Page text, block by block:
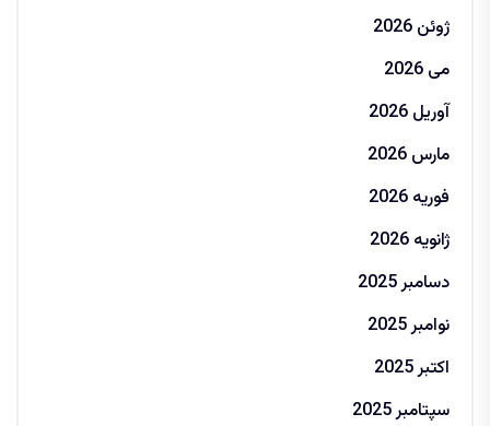
ژوئن 2026
می 2026
آوریل 2026
مارس 2026
فوریه 2026
ژانویه 2026
دسامبر 2025
نوامبر 2025
اکتبر 2025
سپتامبر 2025